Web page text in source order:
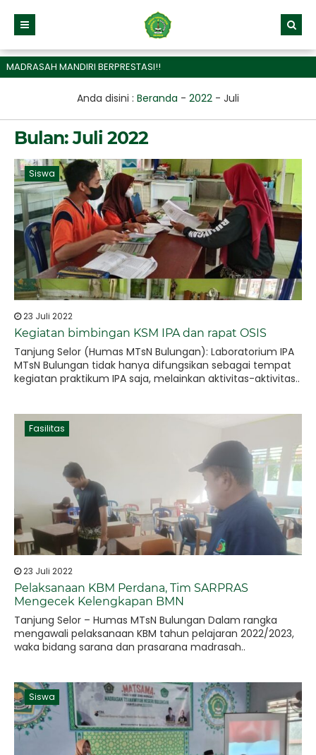
MANDIRI BERPRESTASI!!
Anda disini : Beranda - 2022 - Juli
Bulan:Juli 2022
Siswa
23 Juli 2022
Kegiatan bimbingan KSM IPA dan rapat OSIS
Tanjung Selor (Humas MTsN Bulungan): Laboratorium IPA
MTsN Bulungan tidak hanya difungsikan sebagai tempat
kegiatan praktikum IPA saja, melainkan aktivitas-aktivitas..
Fasilitas
23 Juli 2022
Pelaksanaan KBM Perdana, Tim SARPRAS
Mengecek Kelengkapan BMN
Tanjung Selor – Humas MTsN Bulungan Dalam rangka
mengawali pelaksanaan KBM tahun pelajaran 2022/2023,
waka bidang sarana dan prasarana madrasah..
Siswa